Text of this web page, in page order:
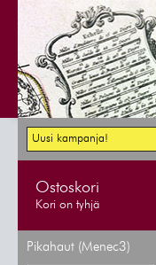
Uusi kampanja!
Ostoskori
Kori on tyhjä
Pikahaut (Menec3)